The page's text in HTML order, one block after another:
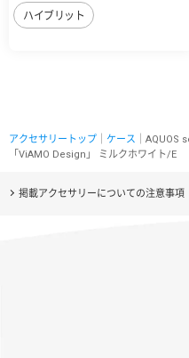
ハイブリット
アクセサリートップ ケース ｜
「ViAMO Design」 ミルクホワイト/E
掲載アクセサリーについての注意事項